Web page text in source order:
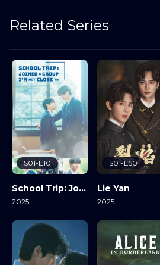
Related Series
School Trip: Joined A Group I’m Not Close To
2025
S01-E10
Lie Yan
2025
S01-E50